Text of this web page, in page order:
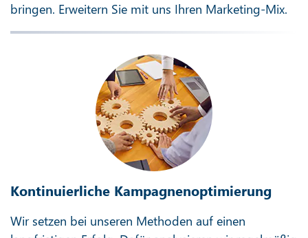
bringen. Erweitern Sie mit uns Ihren Marketing-Mix.
Kontinuierliche Kampagnenoptimierung
Wir setzen bei unseren Methoden auf einen